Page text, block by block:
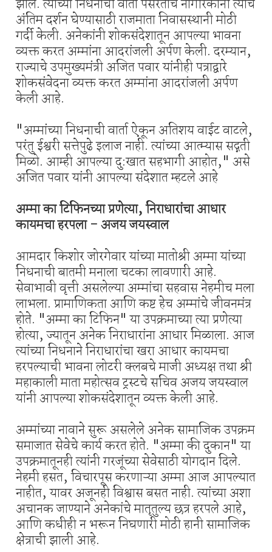
झाले. त्यांच्या निधनाची वार्ता पसरताच नागरिकांनी त्यांचे
अंतिम दर्शन घेण्यासाठी राजमाता निवासस्थानी मोठी
गर्दी केली. अनेकांनी शोकसंदेशातून आपल्या भावना
व्यक्त करत अम्मांना आदरांजली अर्पण केली. दरम्यान,
राज्याचे उपमुख्यमंत्री अजित पवार यांनीही पत्राद्वारे
शोकसंवेदना व्यक्त करत अम्मांना आदरांजली अर्पण
केली आहे.
"अम्मांच्या निधनाची वार्ता ऐकून अतिशय वाईट वाटले,
परंतु ईश्वरी सत्तेपुढे इलाज नाही. त्यांच्या आत्म्यास सद्गती
मिळो. आम्ही आपल्या दु:खात सहभागी आहोत," असे
अजित पवार यांनी आपल्या संदेशात म्हटले आहे
अम्मा का टिफिनच्या प्रणेत्या, निराधारांचा आधार
कायमचा हरपला - अजय जयस्वाल
आमदार किशोर जोरगेवार यांच्या मातोश्री अम्मा यांच्या
निधनाची बातमी मनाला चटका लावणारी आहे.
सेवाभावी वृत्ती असलेल्या अम्मांचा सहवास नेहमीच मला
लाभला. प्रामाणिकता आणि कष्ट हेच अम्मांचे जीवनमंत्र
होते. "अम्मा का टिफिन" या उपक्रमाच्या त्या प्रणेत्या
होत्या, ज्यातून अनेक निराधारांना आधार मिळाला. आज
त्यांच्या निधनाने निराधारांचा खरा आधार कायमचा
हरपल्याची भावना लोटरी क्लबचे माजी अध्यक्ष तथा श्री
महाकाली माता महोत्सव ट्रस्टचे सचिव अजय जयस्वाल
यांनी आपल्या शोकसंदेशातून व्यक्त केली आहे.
अम्मांच्या नावाने सुरू असलेले अनेक सामाजिक उपक्रम
समाजात सेवेचे कार्य करत होते. "अम्मा की दुकान" या
उपक्रमातूनही त्यांनी गरजूंच्या सेवेसाठी योगदान दिले.
नेहमी हसत, विचारपूस करणाऱ्या अम्मा आज आपल्यात
नाहीत, यावर अजूनही विश्वास बसत नाही. त्यांच्या अशा
अचानक जाण्याने अनेकांचे मातृतुल्य छत्र हरपले आहे,
आणि कधीही न भरून निघणारी मोठी हानी सामाजिक
क्षेत्राची झाली आहे.